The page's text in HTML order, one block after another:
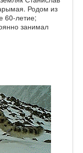
Родом из
60-летие;
занимал